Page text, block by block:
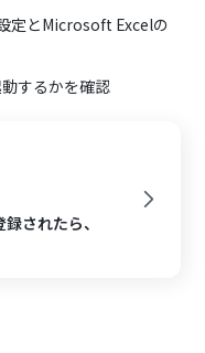
定とMicrosoft Excelの
するかを確認
されたら、